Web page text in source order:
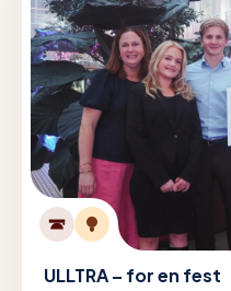
ULLTRA – for en fest